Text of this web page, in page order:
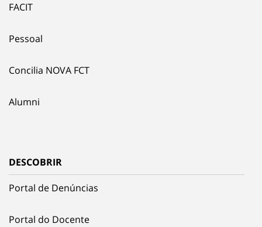
FACIT
Pessoal
Concilia NOVA FCT
Alumni
DESCOBRIR
Portal de Denúncias
Portal do Docente